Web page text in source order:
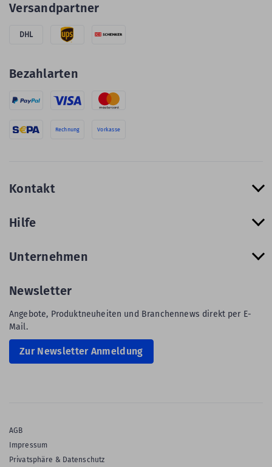
Versandpartner
DHL
Bezahlarten
Rechnung Vorkasse
Kontakt
Hilfe
Unternehmen
Newsletter
Angebote, Produktneuheiten und Branchennews direkt per E-
Mail.
Zur Newsletter Anmeldung
AGB
Impressum
Privatsphäre & Datenschutz